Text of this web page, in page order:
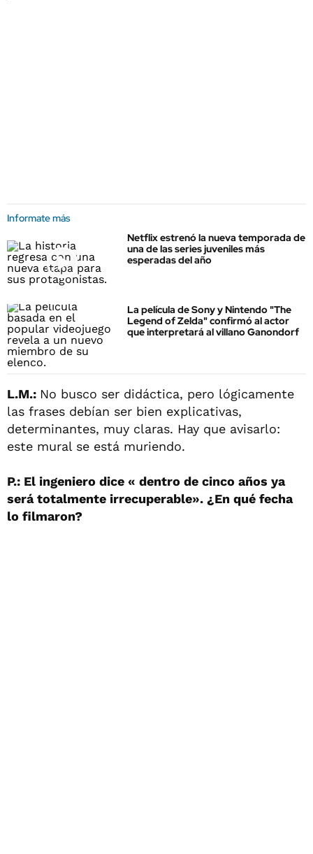
Informate más
Netflix estrenó la nueva temporada de
una de las series juveniles más
esperadas del año
La película de Sony y Nintendo "The
Legend of Zelda" confirmó al actor
que interpretará al villano Ganondorf
L.M.: No busco ser didáctica, pero lógicamente
las frases debían ser bien explicativas,
determinantes, muy claras. Hay que avisarlo:
este mural se está muriendo.
P.: El ingeniero dice « dentro de cinco años ya
será totalmente irrecuperable». ¿En qué fecha
lo filmaron?